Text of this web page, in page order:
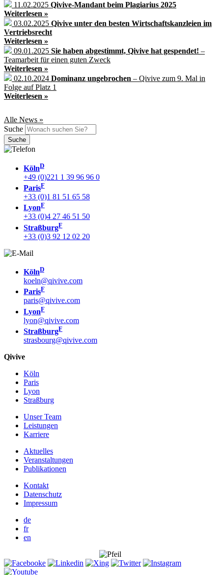
11.02.2025 Qivive-Mandant beim Plagiarius 2025
Weiterlesen »
03.02.2025 Qivive unter den besten Wirtschaftskanzleien im
Vertriebsrecht
Weiterlesen »
09.01.2025 Sie haben abgestimmt, Qivive hat gespendet! –
Teamarbeit für einen guten Zweck
Weiterlesen »
02.10.2024 Dominanz ungebrochen – Qivive zum 9. Mal in
Folge auf Platz 1
Weiterlesen »
Alle News »
Suche
KölnD
+49 (0)221 1 39 96 96 0
ParisF
+33 (0)1 81 51 65 58
LyonF
+33 (0)4 27 46 51 50
StraßburgF
+33 (0)3 92 12 02 20
KölnD
koeln@qivive.com
ParisF
paris@qivive.com
LyonF
lyon@qivive.com
StraßburgF
strasbourg@qivive.com
Qivive
Köln
Paris
Lyon
Straßburg
Unser Team
Leistungen
Karriere
Aktuelles
Veranstaltungen
Publikationen
Kontakt
Datenschutz
Impressum
de
fr
en